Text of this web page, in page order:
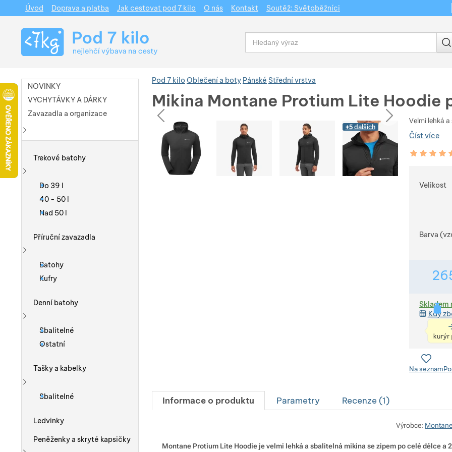
Pod 7 kilo Oblečení a boty Pánské Střední vrstva
Mikina Montane Protium Lite Hoodie
Fotografie
předchozínásledující
Fotografie +5 dalších
Velmi lehká
Číst více
Hodnocení
100%
Velikost
Barva
Skladem
Kdy
Na seznam
Informace o produktu Parametry Recenze (1)
Výrobce: Montane
Montane Protium Lite Hoodie je velmi lehká a sbalitelná mikina se zipem po celé délce a
NOVINKY
VYCHYTÁVKY A DÁRKY
Zavazadla a organizace
Trekové batohy
Zobrazit více
Do 39 l
40 - 50 l
Nad 50 l
Příruční zavazadla
Zobrazit více
Batohy
Kufry
Denní batohy
Zobrazit více
Sbalitelné
Ostatní
Tašky a kabelky
Zobrazit více
Sbalitelné
Ledvinky
Peněženky a skryté kapsičky
Navigace
Úvod Doprava a platba Jak cestovat pod 7 kilo O nás Kontakt Soutěž: Světoběžníci
Vyhledávání